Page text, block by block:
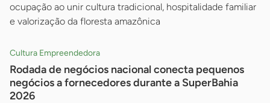
ocupação ao unir cultura tradicional, hospitalidade familiar
e valorização da floresta amazônica
Cultura Empreendedora
Rodada de negócios nacional conecta pequenos
negócios a fornecedores durante a SuperBahia
2026